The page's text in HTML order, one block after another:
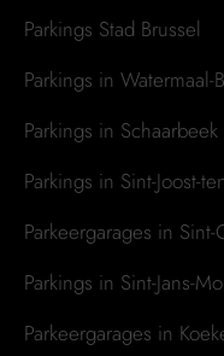
Parkings Stad Brussel
Parkings in Watermaal-
Parkings in Schaarbeek
Parkings in Sint-Joost-
Parkeergarages in Sint-
Parkings in Sint-Jans-
Parkeergarages in